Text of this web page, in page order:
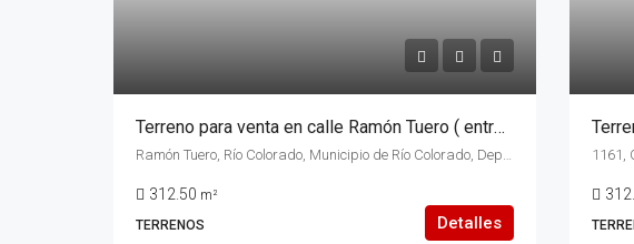
Terreno para venta en calle Ramón Tuero ( entre calle Castelli y calle Castello ) Sección Quintas , de la ciudad de Rio Colorado, Rio Negro.
312.50 m²
TERRENOS
Detalles